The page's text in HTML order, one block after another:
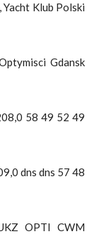
Klub Polski
Gdansk
58 49 52 49
dns dns 57 48
OPTI CWM